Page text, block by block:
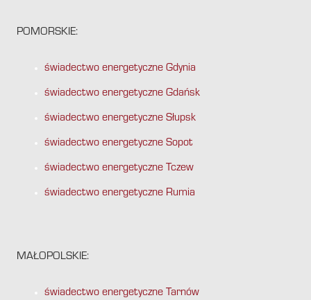
POMORSKIE:
świadectwo energetyczne Gdynia
świadectwo energetyczne Gdańsk
świadectwo energetyczne Słupsk
świadectwo energetyczne Sopot
świadectwo energetyczne Tczew
świadectwo energetyczne Rumia
MAŁOPOLSKIE:
świadectwo energetyczne Tarnów